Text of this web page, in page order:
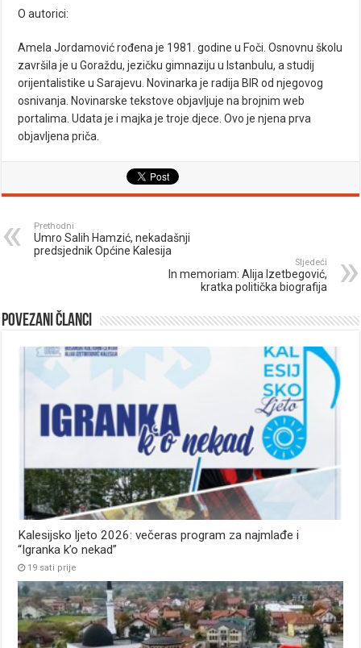
O autorici:
Amela Jordamović rođena je 1981. godine u Foči. Osnovnu školu
završila je u Goraždu, jezičku gimnaziju u Istanbulu, a studij
orijentalistike u Sarajevu. Novinarka je radija BIR od njegovog
osnivanja. Novinarske tekstove objavljuje na brojnim web
portalima. Udata je i majka je troje djece. Ovo je njena prva
objavljena priča.
Prethodni
Umro Salih Hamzić, nekadašnji
predsjednik Općine Kalesija
Sljedeći
In memoriam: Alija Izetbegović,
kratka politička biografija
Povezani članci
Kalesijsko ljeto 2026: večeras program za najmlađe i
“Igranka k’o nekad”
19 sati prije